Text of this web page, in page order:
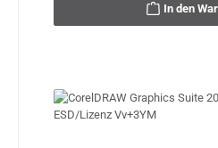
In den